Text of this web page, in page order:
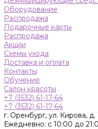
Оборудование
Распродажа
Подарочные карты
Распродажа
Акции
Схемы ухода
Доставка и оплата
Контакты
Обучение
Салон красоты
+7 (3532) 61-17-64
+7 (3532) 61-17-64
г. Оренбург, ул. Кирова,
Ежедневно: с 10:00 до